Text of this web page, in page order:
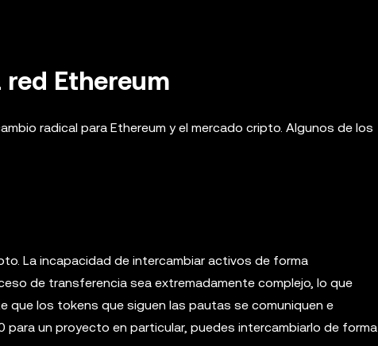
red Ethereum
radical para Ethereum y el mercado cripto. Algunos de los
La incapacidad de intercambiar activos de forma
de transferencia sea extremadamente complejo, lo que
que los tokens que siguen las pautas se comuniquen e
un proyecto en particular, puedes intercambiarlo de forma